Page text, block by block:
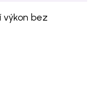
výkon bez